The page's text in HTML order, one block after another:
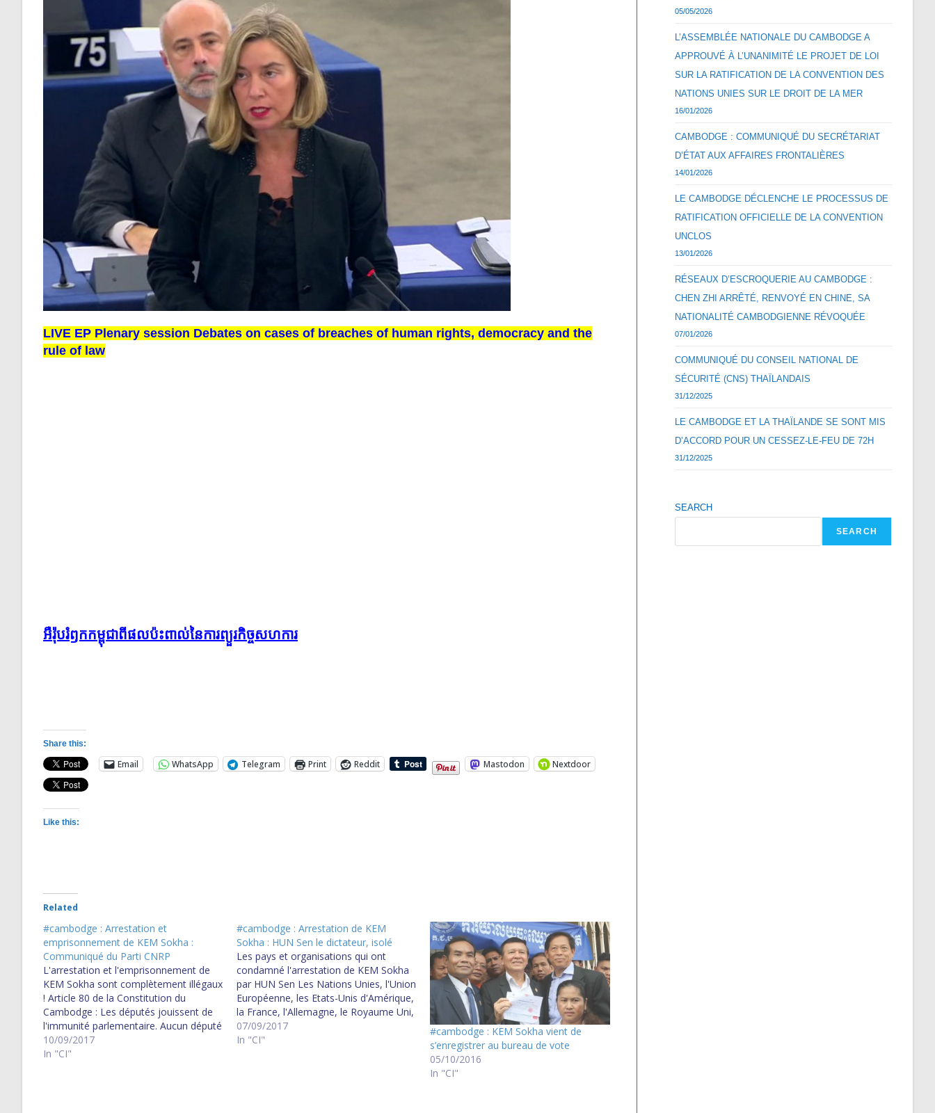
LIVE EP Plenary session Debates on cases of breaches of human rights, democracy and the
rule of law
អឺរ៉ុបរំឭកកម្ពុជាពីផលប៉ះពាល់នៃការព្យួរកិច្ចសហការ
Share this:
Email WhatsApp Telegram Print Reddit Mastodon Nextdoor
Like this:
Related
#cambodge : Arrestation et
emprisonnement de KEM Sokha :
Communiqué du Parti CNRP
L'arrestation et l'emprisonnement de
KEM Sokha sont complètement illégaux
! Article 80 de la Constitution du
Cambodge : Les députés jouissent de
l'immunité parlementaire. Aucun député
ne peut être poursuivi, arrêté, gardé à
vue ou détenu à cause de ses opinions
10/09/2017
In "CI"
#cambodge : Arrestation de KEM
Sokha : HUN Sen le dictateur, isolé
Les pays et organisations qui ont
condamné l'arrestation de KEM Sokha
par HUN Sen Les Nations Unies, l'Union
Européenne, les Etats-Unis d'Amérique,
la France, l'Allemagne, le Royaume Uni,
l'Australie, la Nouvelle-Zélande, Human
Rights Watch, Amnesty International,
07/09/2017
In "CI"
#cambodge : KEM Sokha vient de
s’enregistrer au bureau de vote
05/10/2016
In "CI"
05/05/2026
L’ASSEMBLÉE NATIONALE DU CAMBODGE A
APPROUVÉ À L’UNANIMITÉ LE PROJET DE LOI
SUR LA RATIFICATION DE LA CONVENTION DES
NATIONS UNIES SUR LE DROIT DE LA MER
16/01/2026
CAMBODGE : COMMUNIQUÉ DU SECRÉTARIAT
D’ÉTAT AUX AFFAIRES FRONTALIÈRES
14/01/2026
LE CAMBODGE DÉCLENCHE LE PROCESSUS DE
RATIFICATION OFFICIELLE DE LA CONVENTION
UNCLOS
13/01/2026
RÉSEAUX D’ESCROQUERIE AU CAMBODGE :
CHEN ZHI ARRÊTÉ, RENVOYÉ EN CHINE, SA
NATIONALITÉ CAMBODGIENNE RÉVOQUÉE
07/01/2026
COMMUNIQUÉ DU CONSEIL NATIONAL DE
SÉCURITÉ (CNS) THAÏLANDAIS
31/12/2025
LE CAMBODGE ET LA THAÏLANDE SE SONT MIS
D’ACCORD POUR UN CESSEZ-LE-FEU DE 72H
31/12/2025
SEARCH
SEARCH